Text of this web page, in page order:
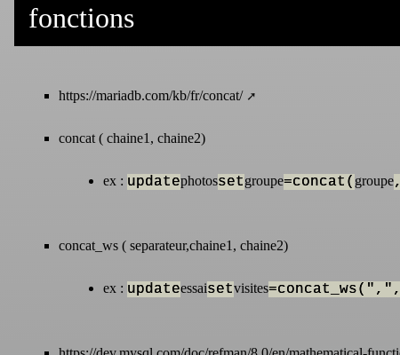
fonctions
https://mariadb.com/kb/fr/concat/
concat ( chaine1, chaine2)
ex : updatephotossetgroupe=concat( groupe
concat_ws ( separateur,chaine1, chaine2)
ex : updateessaisetvisites=concat_ws(",",